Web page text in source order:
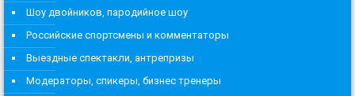
Шоу двойников, пародийное шоу
Российские спортсмены и комментаторы
Выездные спектакли, антрепризы
Модераторы, спикеры, бизнес тренеры